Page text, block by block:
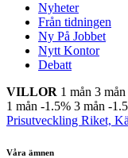
Nyheter
Från tidningen
Ny På Jobbet
Nytt Kontor
Debatt
VILLOR 1 mån 3 mån
1 mån -1.5% 3 mån -
Prisutveckling Riket,
Våra ämnen